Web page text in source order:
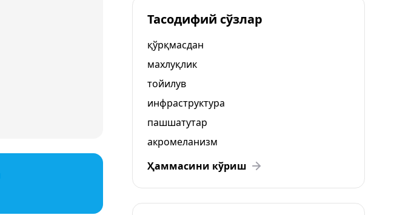
Тасодифий сўзлар
қўрқмасдан
махлуқлик
тойилув
инфраструктура
пашшатутар
акромеланизм
Ҳаммасини кўриш